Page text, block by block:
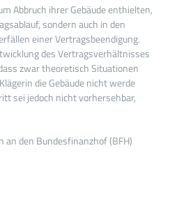
Abbruch ihrer Gebäude enthielten,
sondern auch in den
einer Vertragsbeendigung.
des Vertragsverhältnisses
zwar theoretisch Situationen
die Gebäude nicht werde
sei jedoch nicht vorhersehbar,
an den Bundesfinanzhof (BFH)